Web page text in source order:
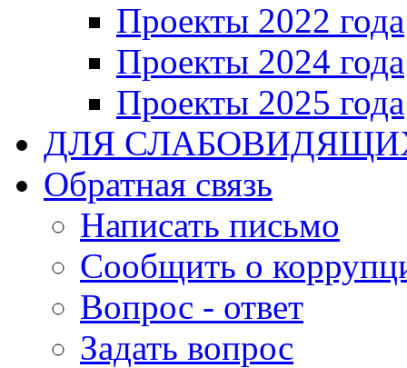
Проекты 2022 года
Проекты 2024 года
Проекты 2025 года
ДЛЯ
Обратная связь
Написать письмо
Сообщить о
Вопрос - ответ
Задать вопрос